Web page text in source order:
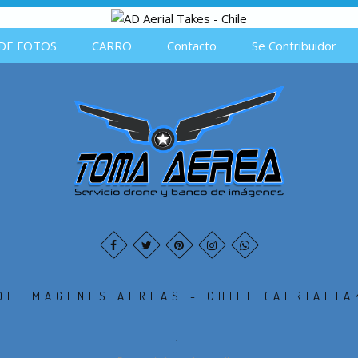
FOTOS CARRO Contacto Se Contribuidor
IMAGENES AEREAS - CHILE
.